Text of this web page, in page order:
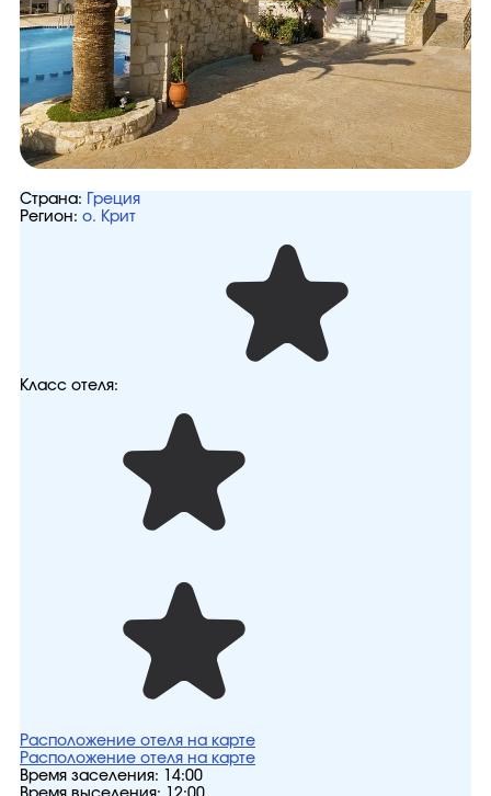
Страна:
Греция
Регион: о. Крит
Класс отеля:
Расположение отеля на карте
Расположение отеля на карте
Время заселения:
14:00